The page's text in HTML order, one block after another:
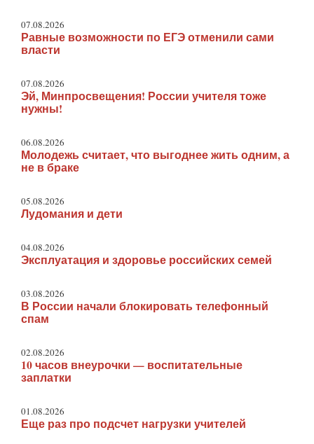
07.08.2026
Равные возможности по ЕГЭ отменили сами
власти
07.08.2026
Эй, Минпросвещения! России учителя тоже
нужны!
06.08.2026
Молодежь считает, что выгоднее жить одним, а
не в браке
05.08.2026
Лудомания и дети
04.08.2026
Эксплуатация и здоровье российских семей
03.08.2026
В России начали блокировать телефонный
спам
02.08.2026
10 часов внеурочки — воспитательные
заплатки
01.08.2026
Еще раз про подсчет нагрузки учителей